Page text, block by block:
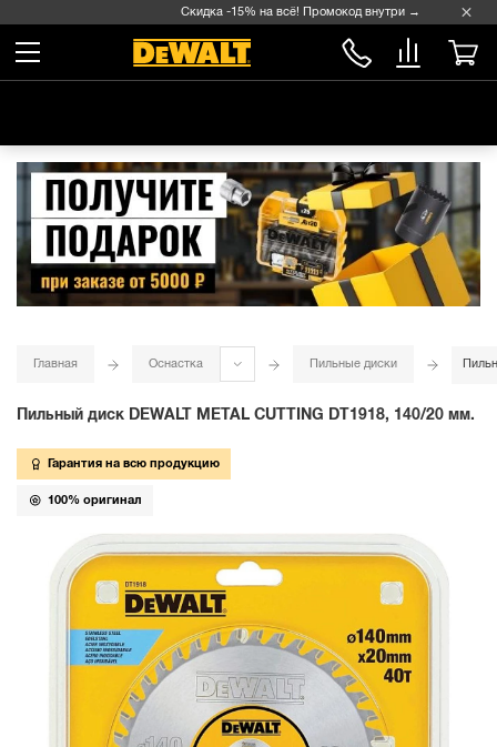
Скидка -15% на всё! Промокод внутри →
Главная Оснастка Пильные диски
Пильный диск DEWALT METAL CUTTING DT1918, 140/20 мм.
Гарантия на всю продукцию
100% оригинал